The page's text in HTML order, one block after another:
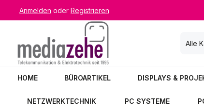
Hauptinhalt springen
Zur Suche springen
Zur Hauptnavigation springen
Anmelden oder Registrieren
Alle
HOME BÜROARTIKEL DISPLAYS &
NETZWERKTECHNIK PC SYSTEME